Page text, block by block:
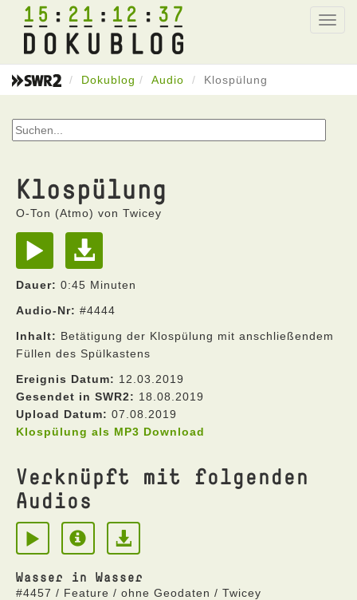
15 21 12 37
Dokublog Audio Klospülung
Klospülung
O-Ton (Atmo) von Twicey
Dauer: 0:45 Minuten
Audio-Nr: #4444
Inhalt: Betätigung der Klospülung mit anschließendem
Füllen des Spülkastens
Ereignis Datum: 12.03.2019
Gesendet in SWR2: 18.08.2019
Upload Datum: 07.08.2019
Klospülung als MP3 Download
Verknüpft mit folgenden
Audios
Wasser in Wasser
#4457 / Feature / ohne Geodaten / Twicey